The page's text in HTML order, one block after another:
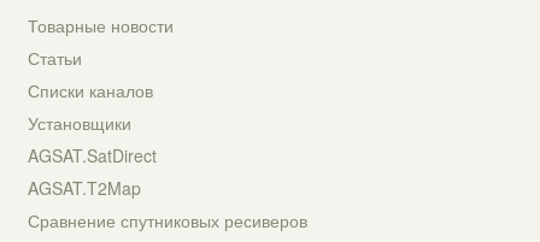
Товарные новости
Статьи
Списки каналов
Установщики
AGSAT.SatDirect
AGSAT.T2Map
Сравнение спутниковых ресиверов